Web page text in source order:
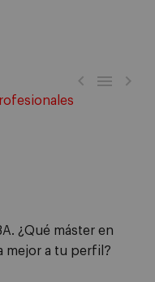
  
¿Qué máster en
mejor a tu perfil?